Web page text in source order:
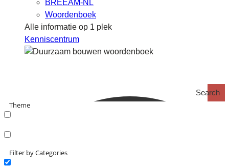
BREEAM-NL
Woordenboek
Alle informatie op 1 plek
Kenniscentrum
Search
Theme
Filter by Categories